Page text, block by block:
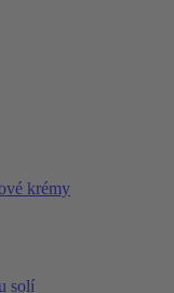
krémy
solí